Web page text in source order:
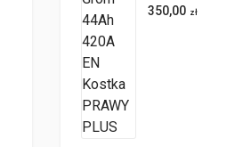
350,00 zł